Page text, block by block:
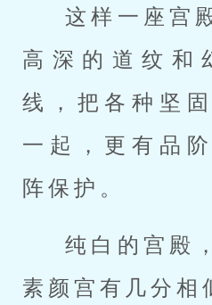
这样一座宫
高深的道纹和
线，把各种坚
一起，更有品
阵保护。
纯白的宫殿
素颜宫有几分相